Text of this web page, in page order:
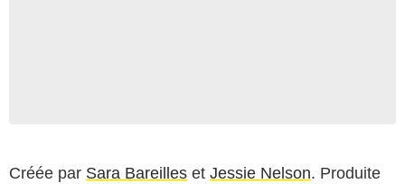
Créée par Sara Bareilles et Jessie Nelson. Produite